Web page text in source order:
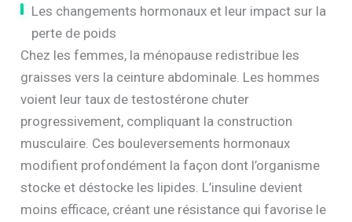
Les changements hormonaux et leur impact sur la
perte de poids
Chez les femmes, la ménopause redistribue les
graisses vers la ceinture abdominale. Les hommes
voient leur taux de testostérone chuter
progressivement, compliquant la construction
musculaire. Ces bouleversements hormonaux
modifient profondément la façon dont l’organisme
stocke et déstocke les lipides. L’insuline devient
moins efficace, créant une résistance qui favorise le